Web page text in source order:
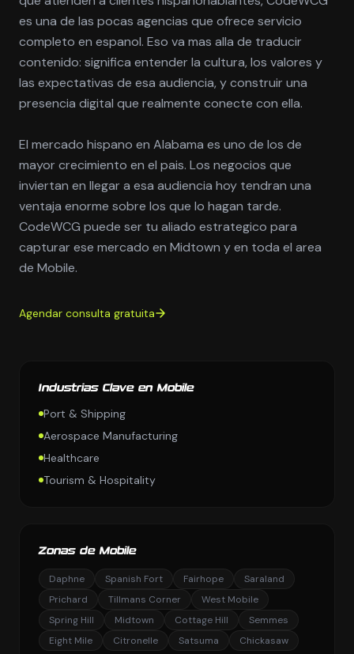
es una de las pocas agencias que ofrece servicio
completo en espanol. Eso va mas alla de traducir
contenido: significa entender la cultura, los valores y
las expectativas de esa audiencia, y construir una
presencia digital que realmente conecte con ella.
El mercado hispano en Alabama es uno de los de
mayor crecimiento en el pais. Los negocios que
inviertan en llegar a esa audiencia hoy tendran una
ventaja enorme sobre los que lo hagan tarde.
CodeWCG puede ser tu aliado estrategico para
capturar ese mercado en Midtown y en toda el area
de Mobile.
Agendar consulta gratuita
Industrias Clave en Mobile
Port & Shipping
Aerospace Manufacturing
Healthcare
Tourism & Hospitality
Zonas de Mobile
Daphne Spanish Fort Fairhope
Saraland
Prichard
Tillmans Corner
West Mobile
Spring Hill
Midtown Cottage Hill
Semmes
Eight Mile
Citronelle Satsuma Chickasaw